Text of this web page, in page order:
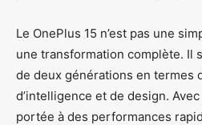
Le OnePlus 15 n’est pas une
une transformation complète. Il
de deux générations en termes
d’intelligence et de design.
portée à des performances